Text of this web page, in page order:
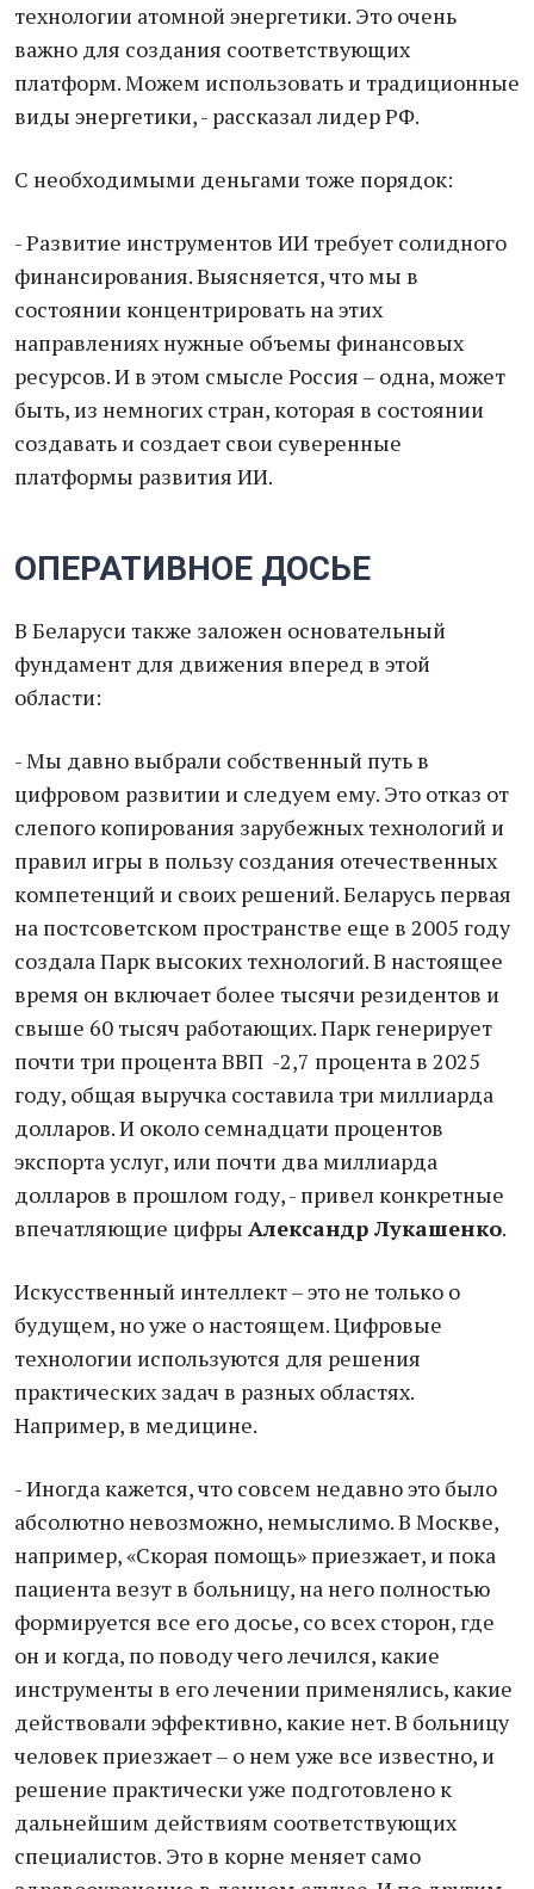
технологии атомной энергетики. Это очень
важно для создания соответствующих
платформ. Можем использовать и традиционные
виды энергетики, - рассказал лидер РФ.
С необходимыми деньгами тоже порядок:
- Развитие инструментов ИИ требует солидного
финансирования. Выясняется, что мы в
состоянии концентрировать на этих
направлениях нужные объемы финансовых
ресурсов. И в этом смысле Россия – одна, может
быть, из немногих стран, которая в состоянии
создавать и создает свои суверенные
платформы развития ИИ.
ОПЕРАТИВНОЕ ДОСЬЕ
В Беларуси также заложен основательный
фундамент для движения вперед в этой
области:
- Мы давно выбрали собственный путь в
цифровом развитии и следуем ему. Это отказ от
слепого копирования зарубежных технологий и
правил игры в пользу создания отечественных
компетенций и своих решений. Беларусь первая
на постсоветском пространстве еще в 2005 году
создала Парк высоких технологий. В настоящее
время он включает более тысячи резидентов и
свыше 60 тысяч работающих. Парк генерирует
почти три процента ВВП -2,7 процента в 2025
году, общая выручка составила три миллиарда
долларов. И около семнадцати процентов
экспорта услуг, или почти два миллиарда
долларов в прошлом году, - привел конкретные
впечатляющие цифры Александр Лукашенко.
Искусственный интеллект – это не только о
будущем, но уже о настоящем. Цифровые
технологии используются для решения
практических задач в разных областях.
Например, в медицине.
- Иногда кажется, что совсем недавно это было
абсолютно невозможно, немыслимо. В Москве,
например, «Скорая помощь» приезжает, и пока
пациента везут в больницу, на него полностью
формируется все его досье, со всех сторон, где
он и когда, по поводу чего лечился, какие
инструменты в его лечении применялись, какие
действовали эффективно, какие нет. В больницу
человек приезжает – о нем уже все известно, и
решение практически уже подготовлено к
дальнейшим действиям соответствующих
специалистов. Это в корне меняет само